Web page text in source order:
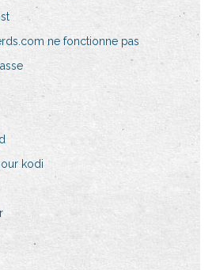
ne fonctionne pas
kodi